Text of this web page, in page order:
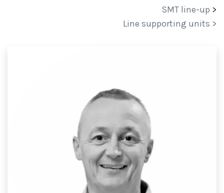
SMT line-up >
Line supporting units >